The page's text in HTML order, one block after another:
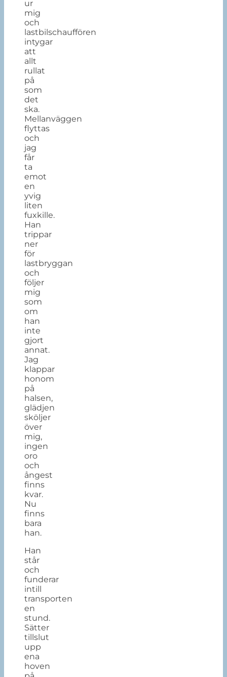
ur
mig
och
lastbilschauffören
intygar
att
allt
rullat
på
som
det
ska.
Mellanväggen
flyttas
och
jag
får
ta
emot
en
yvig
liten
fuxkille.
Han
trippar
ner
för
lastbryggan
och
följer
mig
som
om
han
inte
gjort
annat.
Jag
klappar
honom
på
halsen,
glädjen
sköljer
över
mig,
ingen
oro
och
ångest
finns
kvar.
Nu
finns
bara
han.
Han
står
och
funderar
intill
transporten
en
stund.
Sätter
tillslut
upp
ena
hoven